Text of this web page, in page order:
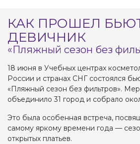
КАК ПРОШЕЛ
ДЕВИЧНИК
«Пляжный сезон без
18 июня в Учебных центрах
России и странах СНГ состоялся
«Пляжный сезон без фильтров».
объединило 31 город и собрало
Это была особенная встреча,
самому яркому времени года —
открытых платьев.